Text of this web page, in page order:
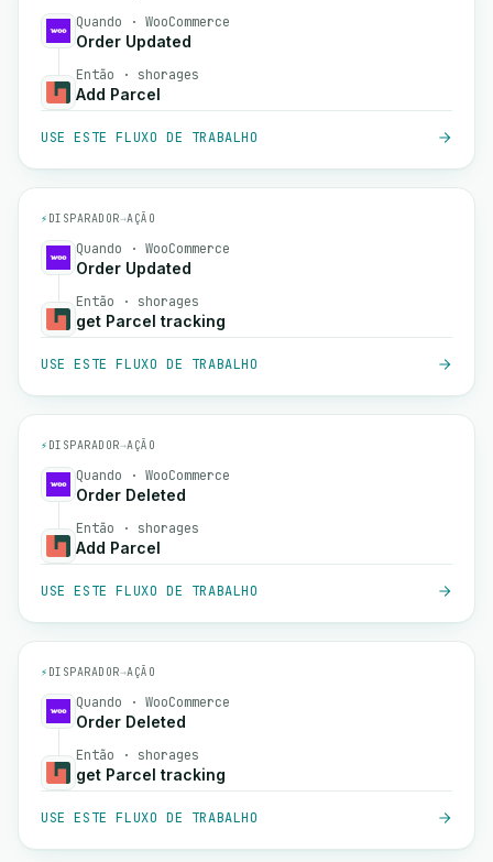
Quando · WooCommerce
Order Updated
Então · shorages
Add Parcel
USE ESTE FLUXO DE TRABALHO
⚡ DISPARADOR→AÇÃO
Quando · WooCommerce
Order Updated
Então · shorages
get Parcel tracking
USE ESTE FLUXO DE TRABALHO
⚡ DISPARADOR→AÇÃO
Quando · WooCommerce
Order Deleted
Então · shorages
Add Parcel
USE ESTE FLUXO DE TRABALHO
⚡ DISPARADOR→AÇÃO
Quando · WooCommerce
Order Deleted
Então · shorages
get Parcel tracking
USE ESTE FLUXO DE TRABALHO